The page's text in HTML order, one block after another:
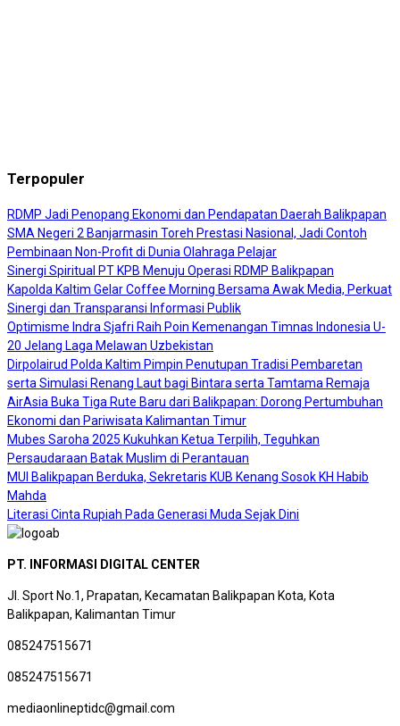
Terpopuler
RDMP Jadi Penopang Ekonomi dan Pendapatan Daerah Balikpapan
SMA Negeri 2 Banjarmasin Toreh Prestasi Nasional, Jadi Contoh
Pembinaan Non-Profit di Dunia Olahraga Pelajar
Sinergi Spiritual PT KPB Menuju Operasi RDMP Balikpapan
Kapolda Kaltim Gelar Coffee Morning Bersama Awak Media, Perkuat
Sinergi dan Transparansi Informasi Publik
Optimisme Indra Sjafri Raih Poin Kemenangan Timnas Indonesia U-
20 Jelang Laga Melawan Uzbekistan
Dirpolairud Polda Kaltim Pimpin Penutupan Tradisi Pembaretan
serta Simulasi Renang Laut bagi Bintara serta Tamtama Remaja
AirAsia Buka Tiga Rute Baru dari Balikpapan: Dorong Pertumbuhan
Ekonomi dan Pariwisata Kalimantan Timur
Mubes Saroha 2025 Kukuhkan Ketua Terpilih, Teguhkan
Persaudaraan Batak Muslim di Perantauan
MUI Balikpapan Berduka, Sekretaris KUB Kenang Sosok KH Habib
Mahda
Literasi Cinta Rupiah Pada Generasi Muda Sejak Dini
PT. INFORMASI DIGITAL CENTER
Jl. Sport No.1, Prapatan, Kecamatan Balikpapan Kota, Kota
Balikpapan, Kalimantan Timur
085247515671
085247515671
mediaonlineptidc@gmail.com